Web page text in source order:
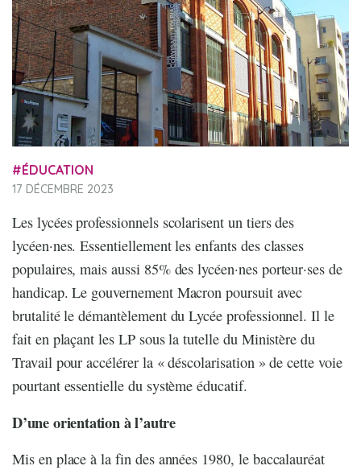
ÉDUCATION
17 DÉCEMBRE 2023
Les lycées professionnels scolarisent un tiers des
lycéen·nes. Essentiellement les enfants des classes
populaires, mais aussi 85% des lycéen·nes porteur·ses de
handicap. Le gouvernement Macron poursuit avec
brutalité le démantèlement du Lycée professionnel. Il le
fait en plaçant les LP sous la tutelle du Ministère du
Travail pour accélérer la « déscolarisation » de cette voie
pourtant essentielle du système éducatif.
D’une orientation à l’autre
Mis en place à la fin des années 1980, le baccalauréat